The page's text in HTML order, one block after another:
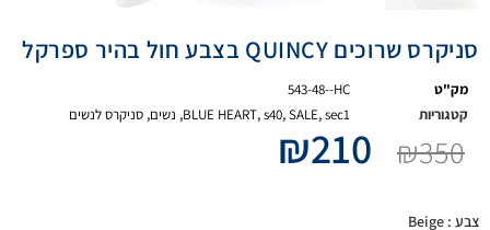
סניקרס שרוכים QUINCY בצבע חול בהיר ספרקל
מק"ט
543-48--HC
קטגוריות
BLUE HEART,s40,SALE,sec1
, נשים, סניקרס לנשים
₪350
₪210
צבע : Beige